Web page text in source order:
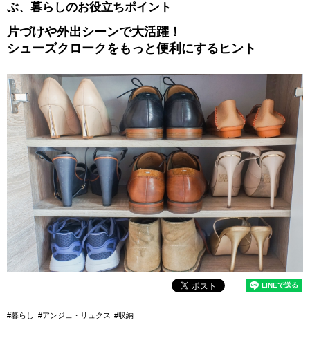
ぶ、暮らしのお役立ちポイント
片づけや外出シーンで大活躍！
シューズクロークをもっと便利にするヒント
#暮らし #アンジェ・リュクス #収納